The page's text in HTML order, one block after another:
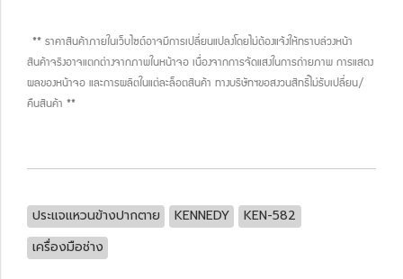
** ราคาสินค้าภายในเว็บไซต์อาจมีการเปลี่ยนแปลงโดยไม่ต้องแจ้งให้ทราบล่วงหน้า
สินค้าจริงอาจแตกต่างจากภาพในหน้าจอ เนื่องจากการจัดแสงในการถ่ายภาพ การแสดง
ผลของหน้าจอ และการผลิตในแต่ละล็อตสินค้า ทางบริษัทฯขอสงวนสิทธิ์ไม่รับเปลี่ยน/
คืนสินค้า **
ประแจแหวนข้างปากตาย KENNEDY
KEN-582
เครื่องมือช่าง